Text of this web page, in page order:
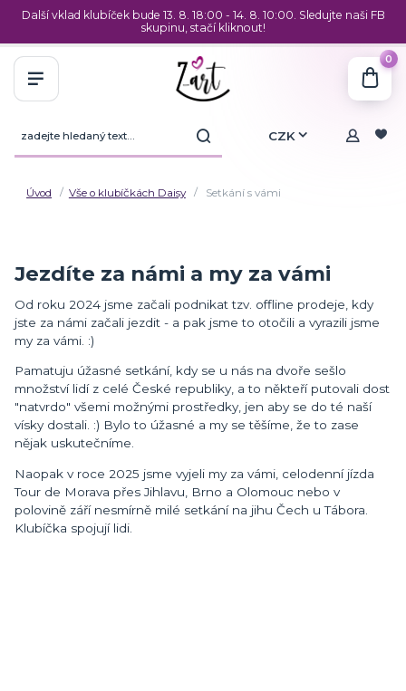
Další vklad klubíček bude 13. 8. 18:00 - 14. 8. 10:00. Sledujte naši FB
skupinu, stačí kliknout!
CZK
0
Úvod Vše o klubíčkách Daisy Setkání s vámi
Jezdíte za námi a my za vámi
Od roku 2024 jsme začali podnikat tzv. offline prodeje, kdy
jste za námi začali jezdit - a pak jsme to otočili a vyrazili jsme
my za vámi. :)
Pamatuju úžasné setkání, kdy se u nás na dvoře sešlo
množství lidí z celé České republiky, a to někteří putovali dost
"natvrdo" všemi možnými prostředky, jen aby se do té naší
vísky dostali. :) Bylo to úžasné a my se těšíme, že to zase
nějak uskutečníme.
Naopak v roce 2025 jsme vyjeli my za vámi, celodenní jízda
Tour de Morava přes Jihlavu, Brno a Olomouc nebo v
polovině září nesmírně milé setkání na jihu Čech u Tábora.
Klubíčka spojují lidi.